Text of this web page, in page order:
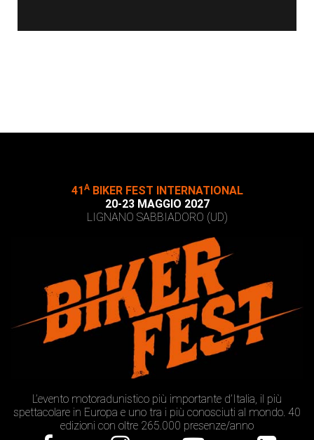
41ABIKER FEST INTERNATIONAL
20-23 MAGGIO 2027
LIGNANO SABBIADORO (UD)
L’evento motoradunistico più importante d’Italia, il più
spettacolare in Europa e uno tra i più conosciuti al mondo. 40
edizioni con oltre 265.000 presenze/anno